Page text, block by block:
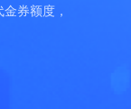
券额度，